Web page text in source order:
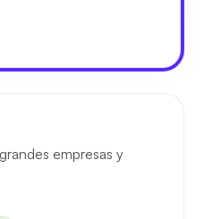
empresas y